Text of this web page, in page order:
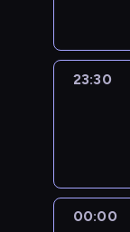
23:30
00:00